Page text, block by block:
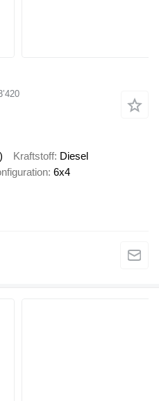
Kraftstoff Diesel
6x4